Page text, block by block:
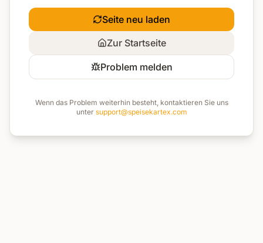
Seite neu laden
Zur Startseite
Problem melden
Wenn das Problem weiterhin besteht, kontaktieren Sie uns
unter support@speisekartex.com